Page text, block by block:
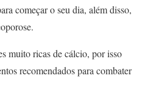
começar o seu dia, além disso,
muito ricas de cálcio, por isso
recomendados para combater